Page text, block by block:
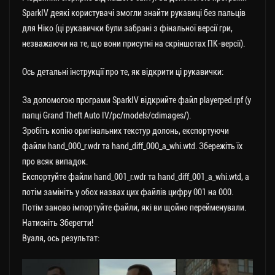
SparkIV деякі користувачі змогли знайти рукавиці без пальців
для Ніко (ці рукавички були забрані з фінальної версії гри,
незважаючи на те, що вони присутні на скріншотах ПК-версії).
Ось детальні інструкції про те, як відкрити ці рукавички:
За допомогою програми SparkIV відкрийте файл playerped.rpf (у
папці Grand Theft Auto IV/pc/models/cdimages/).
Зробіть копію оригінальних текстур долонь, експортуючи
файли hand_000_r.wdr та hand_diff_000_a_whi.wtd. Збережіть їх
про всяк випадок.
Експортуйте файли hand_001_r.wdr та hand_diff_001_a_whi.wtd, а
потім замініть у обох назвах цих файлів цифру 001 на 000.
Потім заново імпортуйте файли, які ви щойно перейменували.
Натисніть Зберегти!
Вуаля, ось результат: